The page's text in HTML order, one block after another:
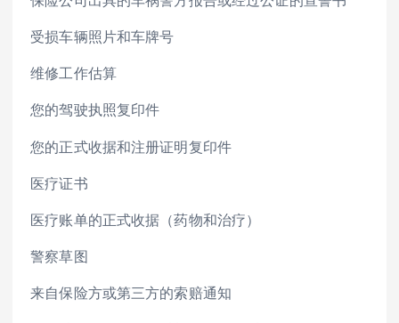
受损车辆照片和车牌号
维修工作估算
您的驾驶执照复印件
您的正式收据和注册证明复印件
医疗证书
医疗账单的正式收据（药物和治疗）
警察草图
来自保险方或第三方的索赔通知